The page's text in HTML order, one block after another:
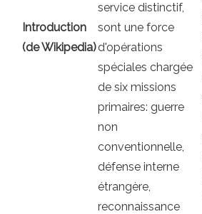
Introduction
(de Wikipedia)
service distinctif,
sont une force
d'opérations
spéciales chargée
de six missions
primaires: guerre
non
conventionnelle,
défense interne
étrangère,
reconnaissance